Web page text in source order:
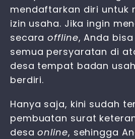
mendaftarkan diri untuk
izin usaha. Jika ingin
secaraoffline, Anda
semua persyaratan di
desa tempat badan
berdiri.
Hanya saja, kini sudah
pembuatan surat
desaonline, sehingga